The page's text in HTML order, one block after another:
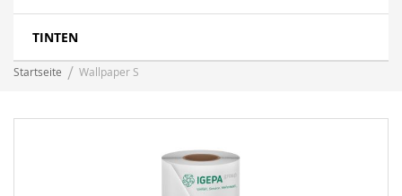
TINTEN
Startseite Wallpaper S